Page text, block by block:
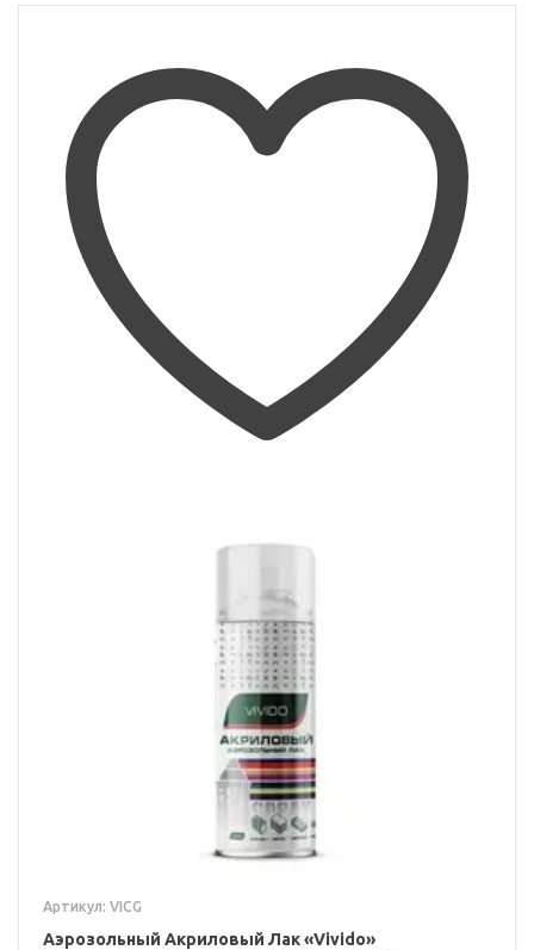
Артикул: VICG
Аэрозольный Акриловый Лак «Vivido»